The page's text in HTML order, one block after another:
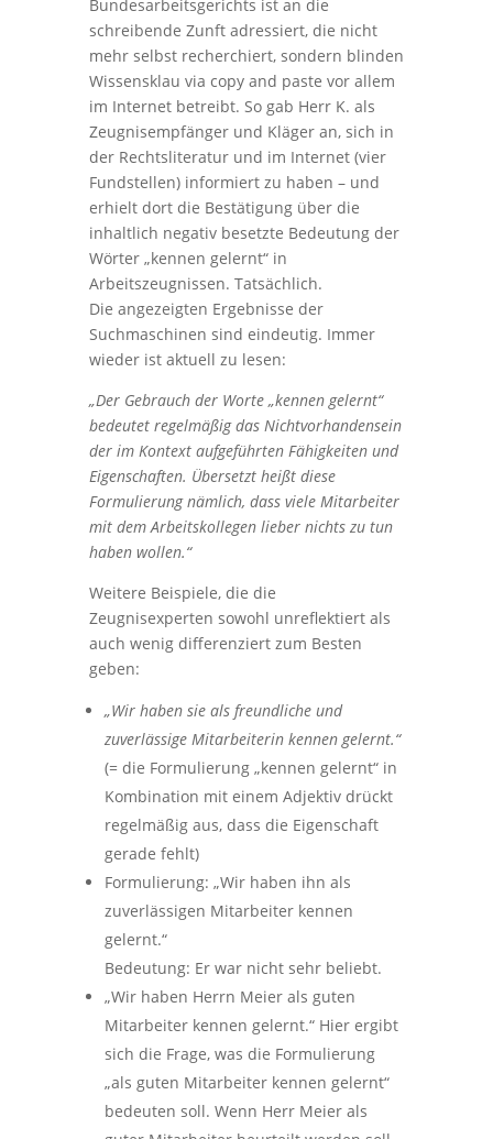
Bundesarbeitsgerichts ist an die
schreibende Zunft adressiert, die nicht
mehr selbst recherchiert, sondern blinden
Wissensklau via copy and paste vor allem
im Internet betreibt. So gab Herr K. als
Zeugnisempfänger und Kläger an, sich in
der Rechtsliteratur und im Internet (vier
Fundstellen) informiert zu haben – und
erhielt dort die Bestätigung über die
inhaltlich negativ besetzte Bedeutung der
Wörter „kennen gelernt“ in
Arbeitszeugnissen. Tatsächlich.
Die angezeigten Ergebnisse der
Suchmaschinen sind eindeutig. Immer
wieder ist aktuell zu lesen:
„Der Gebrauch der Worte „kennen gelernt“
bedeutet regelmäßig das Nichtvorhandensein
der im Kontext aufgeführten Fähigkeiten und
Eigenschaften. Übersetzt heißt diese
Formulierung nämlich, dass viele Mitarbeiter
mit dem Arbeitskollegen lieber nichts zu tun
haben wollen.“
Weitere Beispiele, die die
Zeugnisexperten sowohl unreflektiert als
auch wenig differenziert zum Besten
geben:
„Wir haben sie als freundliche und
zuverlässige Mitarbeiterin kennen gelernt.“
(= die Formulierung „kennen gelernt“ in
Kombination mit einem Adjektiv drückt
regelmäßig aus, dass die Eigenschaft
gerade fehlt)
Formulierung: „Wir haben ihn als
zuverlässigen Mitarbeiter kennen
gelernt.“
Bedeutung: Er war nicht sehr beliebt.
„Wir haben Herrn Meier als guten
Mitarbeiter kennen gelernt.“ Hier ergibt
sich die Frage, was die Formulierung
„als guten Mitarbeiter kennen gelernt“
bedeuten soll. Wenn Herr Meier als